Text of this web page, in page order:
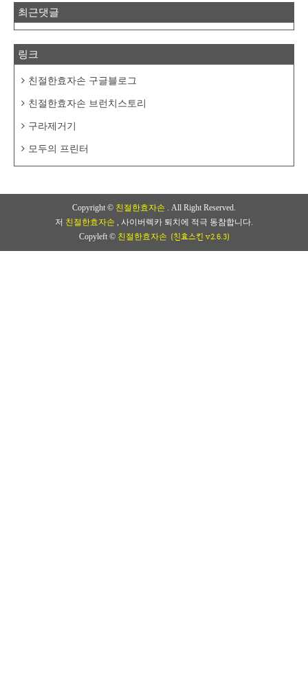
최근댓글
링크
친절한효자손 구글블로그
친절한효자손 브런치스토리
구라제거기
모두의 프린터
Copyright © 친절한효자손 . All Right Reserved.
저 친절한효자손 , 사이버렉카 퇴치에 적극 동참합니다.
Copyleft © 친절한효자손 (친효스킨 v2.6.3)